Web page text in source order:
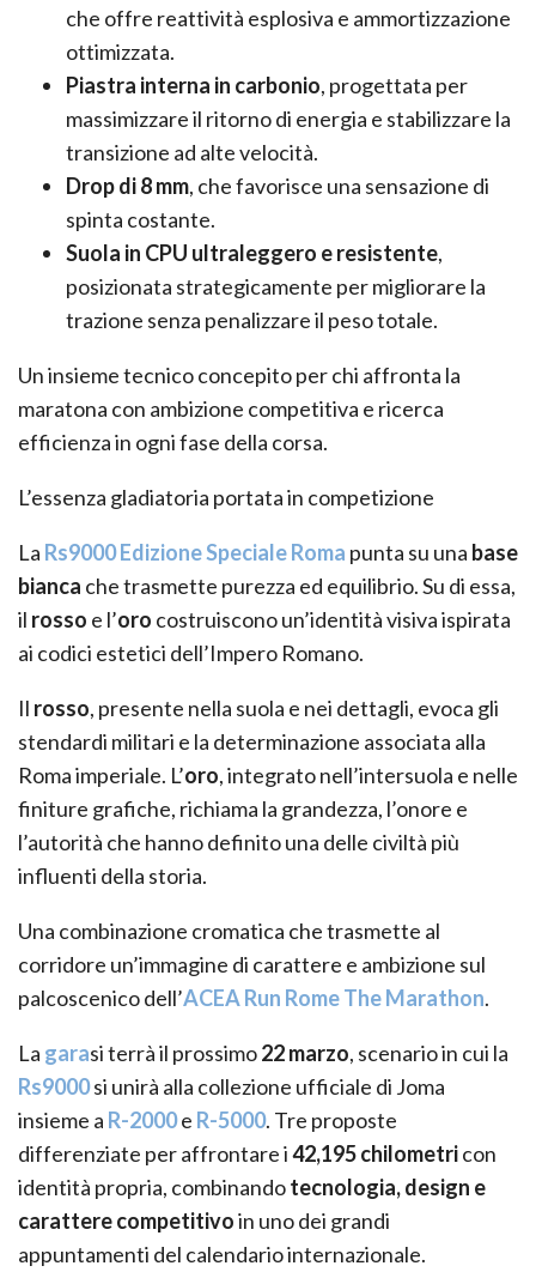
che offre reattività esplosiva e ammortizzazione
ottimizzata.
Piastra interna in carbonio, progettata per
massimizzare il ritorno di energia e stabilizzare la
transizione ad alte velocità.
Drop di 8 mm, che favorisce una sensazione di
spinta costante.
Suola in CPU ultraleggero e resistente,
posizionata strategicamente per migliorare la
trazione senza penalizzare il peso totale.
Un insieme tecnico concepito per chi affronta la
maratona con ambizione competitiva e ricerca
efficienza in ogni fase della corsa.
L’essenza gladiatoria portata in competizione
La Rs9000 Edizione Speciale Roma punta su una base
bianca che trasmette purezza ed equilibrio. Su di essa,
il rosso e l’oro costruiscono un’identità visiva ispirata
ai codici estetici dell’Impero Romano.
Il rosso, presente nella suola e nei dettagli, evoca gli
stendardi militari e la determinazione associata alla
Roma imperiale. L’oro, integrato nell’intersuola e nelle
finiture grafiche, richiama la grandezza, l’onore e
l’autorità che hanno definito una delle civiltà più
influenti della storia.
Una combinazione cromatica che trasmette al
corridore un’immagine di carattere e ambizione sul
palcoscenico dell’ACEA Run Rome The Marathon.
La garasi terrà il prossimo22 marzo, scenario in cui la
Rs9000si unirà alla collezione ufficiale di Joma
insieme a R-2000e R-5000. Tre proposte
differenziate per affrontare i42,195 chilometricon
identità propria, combinandotecnologia, design e
carattere competitivoin uno dei grandi
appuntamenti del calendario internazionale.